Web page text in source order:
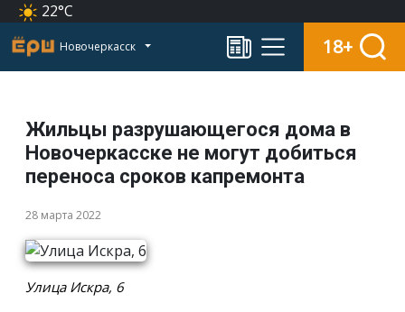
22°C
Новочеркасск 18+
Жильцы разрушающегося дома в
Новочеркасске не могут добиться
переноса сроков капремонта
28 марта 2022
Улица Искра, 6